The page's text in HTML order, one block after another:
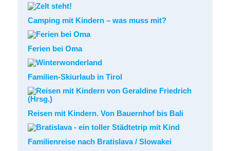
Camping mit Kindern – was muss mit?
Ferien bei Oma
Familien-Skiurlaub in Tirol
Reisen mit Kindern. Von Bauernhof bis Bali
Familienreise nach Bratislava / Slowakei